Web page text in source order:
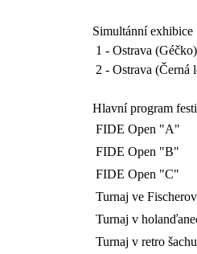
Simultánní exhibice
1 - Ostrava
2 - Ostrava
Hlavní program
FIDE Open "A"
FIDE Open "B"
FIDE Open "C"
Turnaj ve
Turnaj v
Turnaj v retro